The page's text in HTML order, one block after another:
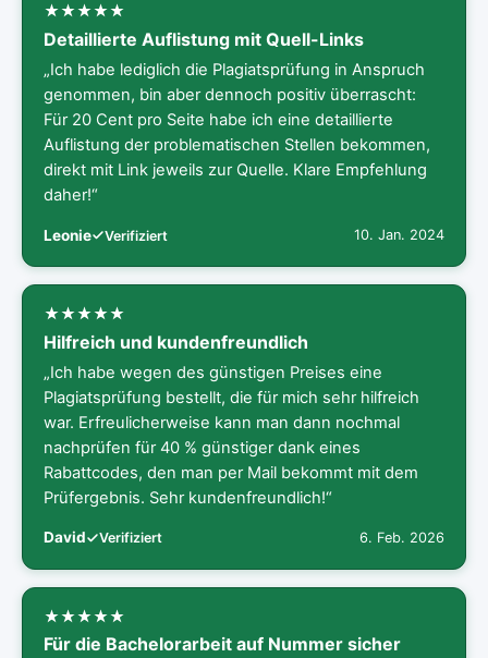
Detaillierte Auflistung mit Quell-Links
„Ich habe lediglich die Plagiatsprüfung in Anspruch
genommen, bin aber dennoch positiv überrascht:
Für 20 Cent pro Seite habe ich eine detaillierte
Auflistung der problematischen Stellen bekommen,
direkt mit Link jeweils zur Quelle. Klare Empfehlung
daher!“
Leonie Verifiziert 10. Jan. 2024
Hilfreich und kundenfreundlich
„Ich habe wegen des günstigen Preises eine
Plagiatsprüfung bestellt, die für mich sehr hilfreich
war. Erfreulicherweise kann man dann nochmal
nachprüfen für 40 % günstiger dank eines
Rabattcodes, den man per Mail bekommt mit dem
Prüfergebnis. Sehr kundenfreundlich!“
David Verifiziert 6. Feb. 2026
Für die Bachelorarbeit auf Nummer sicher